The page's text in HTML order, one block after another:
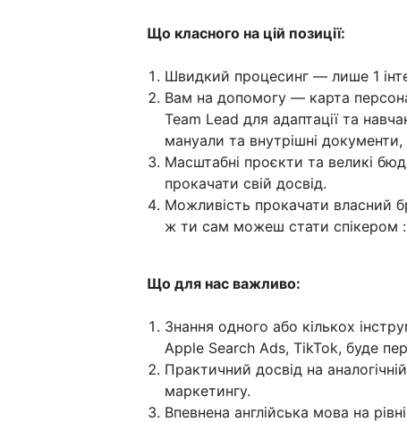
Що класного на цій позиції:
Швидкий процесинг — лише 1
Вам на допомогу — карта
Team Lead для адаптації та
мануали та внутрішні документи,
Масштабні проєкти та великі
прокачати свій досвід.
Можливість прокачати власний
ж ти сам можеш стати спікером
Що для нас важливо:
Знання одного або кількох
Apple Search Ads, TikTok, буде
Практичний досвід на
маркетингу.
Впевнена англійська мова на рівні